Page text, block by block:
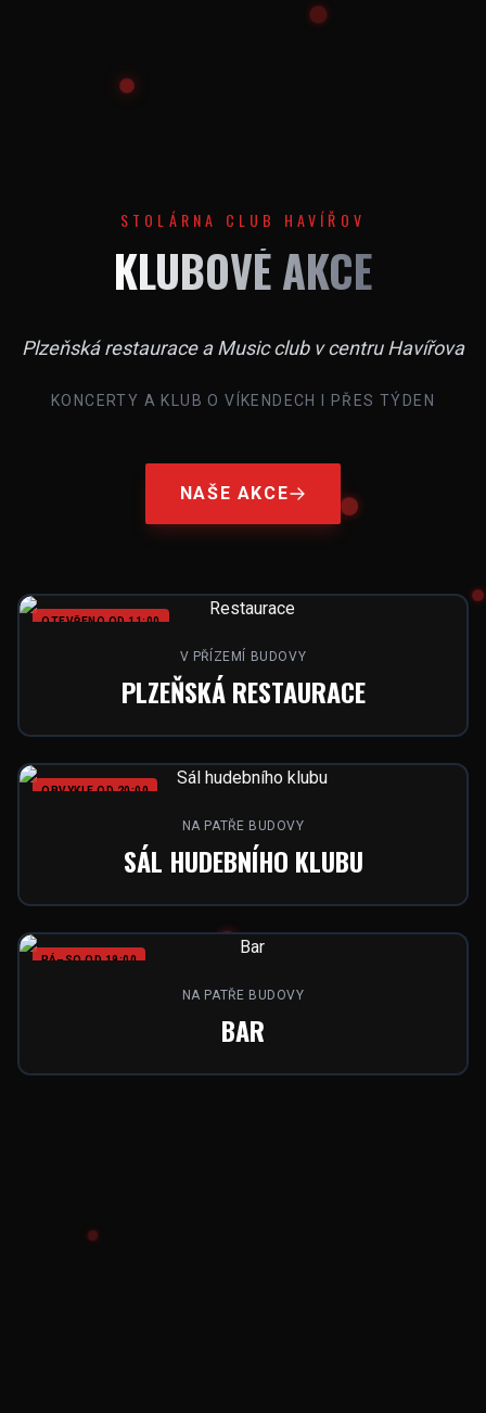
STOLÁRNA CLUB HAVÍŘOV
KLUBOVÉ AKCE
Plzeňská restaurace a Music club v centru Havířova
KONCERTY A KLUB O VÍKENDECH I PŘES TÝDEN
NAŠE AKCE
OTEVŘENO OD 11:00
V PŘÍZEMÍ BUDOVY
PLZEŇSKÁ RESTAURACE
OBVYKLE OD 20:00
NA PATŘE BUDOVY
SÁL HUDEBNÍHO KLUBU
PÁ–SO OD 19:00
NA PATŘE BUDOVY
BAR